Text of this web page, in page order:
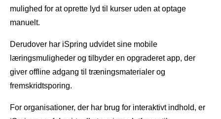
mulighed for at oprette lyd til kurser uden at optage
manuelt.
Derudover har iSpring udvidet sine mobile
læringsmuligheder og tilbyder en opgraderet app, der
giver offline adgang til træningsmaterialer og
fremskridtsporing.
For organisationer, der har brug for interaktivt indhold, er